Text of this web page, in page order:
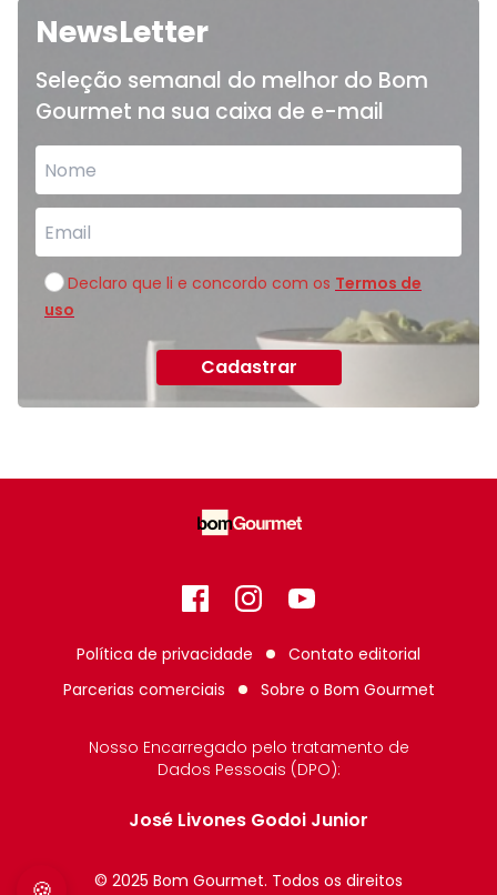
NewsLetter
Seleção semanal do melhor do Bom
Gourmet na sua caixa de e-mail
Declaro que li e concordo com os Termos de
uso
Cadastrar
FacebookInstagram
GitHub
Política de privacidade
Contato editorial
Parcerias comerciais
Sobre o Bom Gourmet
Nosso Encarregado pelo tratamento de
Dados Pessoais (DPO):
José Livones Godoi Junior
© 2025 Bom Gourmet. Todos os direitos